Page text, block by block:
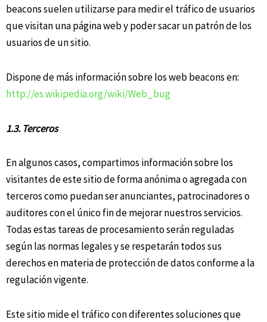
beacons suelen utilizarse para medir el tráfico de usuarios
que visitan una página web y poder sacar un patrón de los
usuarios de un sitio.
Dispone de más información sobre los web beacons en:
http://es.wikipedia.org/wiki/Web_bug
1.3. Terceros
En algunos casos, compartimos información sobre los
visitantes de este sitio de forma anónima o agregada con
terceros como puedan ser anunciantes, patrocinadores o
auditores con el único fin de mejorar nuestros servicios.
Todas estas tareas de procesamiento serán reguladas
según las normas legales y se respetarán todos sus
derechos en materia de protección de datos conforme a la
regulación vigente.
Este sitio mide el tráfico con diferentes soluciones que